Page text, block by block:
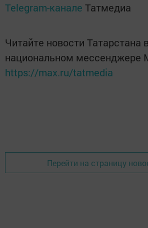
Telegram-канале Татмедиа
Читайте новости Татарстана в
национальном мессенджере
https://max.ru/tatmedia
Перейти на страницу